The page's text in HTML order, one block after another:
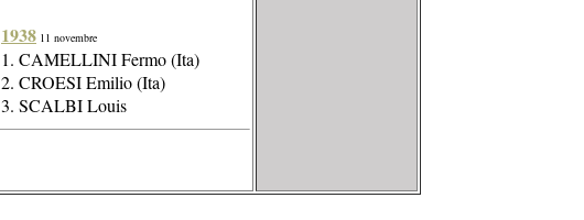
1938 11 novembre
1. CAMELLINI Fermo (Ita)
2. CROESI Emilio (Ita)
3. SCALBI Louis